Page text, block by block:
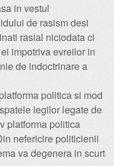
in vestul
de rasism desi
rasial niciodata ci
impotriva evreilor in
de indoctrinare a
politica si mod
legilor legate de
platforma politica
nefericire politicienii
va degenera in scurt